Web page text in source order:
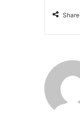
Share